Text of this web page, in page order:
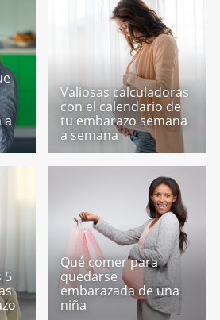
a
Valiosas calculadoras
con el calendario de
tu embarazo semana
a semana
5
Qué comer para
quedarse
embarazada de una
niña